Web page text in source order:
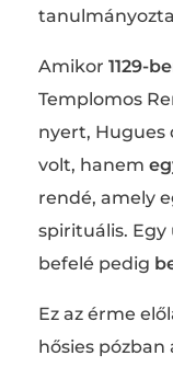
Amikor 1129-
Templomos
nyert, Hugues
volt, hanem
rendé, amely
spirituális.
befelé pedig
Ez az érme
hősies pózban